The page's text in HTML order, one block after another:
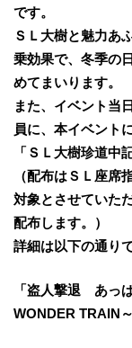
です。
ＳＬ大樹と魅力あ
乗効果で、冬季の
めてまいります。
また、イベント当
員に、本イベント
「ＳＬ大樹珍道中
（配布はＳＬ座席
対象とさせていた
配布します。）
詳細は以下の通りで
「盗人撃退 あっ
WONDER TRAIN